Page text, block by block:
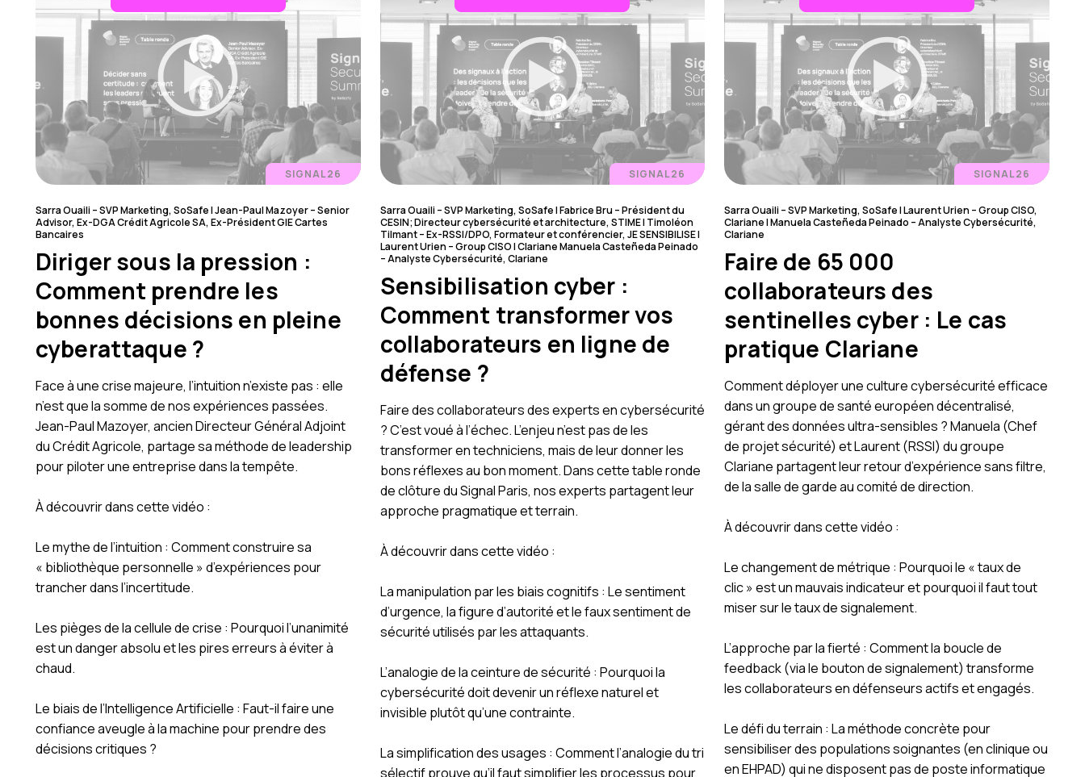
SIGNAL26
Sarra Ouaili – SVP Marketing, SoSafe l Jean-Paul Mazoyer – Senior
Advisor, Ex-DGA Crédit Agricole SA, Ex-Président GIE Cartes
Bancaires
Diriger sous la pression :
Comment prendre les
bonnes décisions en pleine
cyberattaque ?
Face à une crise majeure, l’intuition n’existe pas : elle
n’est que la somme de nos expériences passées.
Jean-Paul Mazoyer, ancien Directeur Général Adjoint
du Crédit Agricole, partage sa méthode de leadership
pour piloter une entreprise dans la tempête.
À découvrir dans cette vidéo :
Le mythe de l’intuition : Comment construire sa
« bibliothèque personnelle » d’expériences pour
trancher dans l’incertitude.
Les pièges de la cellule de crise : Pourquoi l’unanimité
est un danger absolu et les pires erreurs à éviter à
chaud.
Le biais de l’Intelligence Artificielle : Faut-il faire une
confiance aveugle à la machine pour prendre des
décisions critiques ?
SIGNAL26
Sarra Ouaili – SVP Marketing, SoSafe l Fabrice Bru – Président du
CESIN; Directeur cybersécurité et architecture, STIME l Timoléon
Tilmant – Ex-RSSI/DPO, Formateur et conférencier, JE SENSIBILISE l
Laurent Urien – Group CISO l Clariane Manuela Casteñeda Peinado
– Analyste Cybersécurité, Clariane
Sensibilisation cyber :
Comment transformer vos
collaborateurs en ligne de
défense ?
Faire des collaborateurs des experts en cybersécurité
? C’est voué à l’échec. L’enjeu n’est pas de les
transformer en techniciens, mais de leur donner les
bons réflexes au bon moment. Dans cette table ronde
de clôture du Signal Paris, nos experts partagent leur
approche pragmatique et terrain.
À découvrir dans cette vidéo :
La manipulation par les biais cognitifs : Le sentiment
d’urgence, la figure d’autorité et le faux sentiment de
sécurité utilisés par les attaquants.
L’analogie de la ceinture de sécurité : Pourquoi la
cybersécurité doit devenir un réflexe naturel et
invisible plutôt qu’une contrainte.
La simplification des usages : Comment l’analogie du tri
sélectif prouve qu’il faut simplifier les processus pour
SIGNAL26
Sarra Ouaili – SVP Marketing, SoSafe l Laurent Urien – Group CISO,
Clariane l Manuela Casteñeda Peinado – Analyste Cybersécurité,
Clariane
Faire de 65 000
collaborateurs des
sentinelles cyber : Le cas
pratique Clariane
Comment déployer une culture cybersécurité efficace
dans un groupe de santé européen décentralisé,
gérant des données ultra-sensibles ? Manuela (Chef
de projet sécurité) et Laurent (RSSI) du groupe
Clariane partagent leur retour d’expérience sans filtre,
de la salle de garde au comité de direction.
À découvrir dans cette vidéo :
Le changement de métrique : Pourquoi le « taux de
clic » est un mauvais indicateur et pourquoi il faut tout
miser sur le taux de signalement.
L’approche par la fierté : Comment la boucle de
feedback (via le bouton de signalement) transforme
les collaborateurs en défenseurs actifs et engagés.
Le défi du terrain : La méthode concrète pour
sensibiliser des populations soignantes (en clinique ou
en EHPAD) qui ne disposent pas de poste informatique